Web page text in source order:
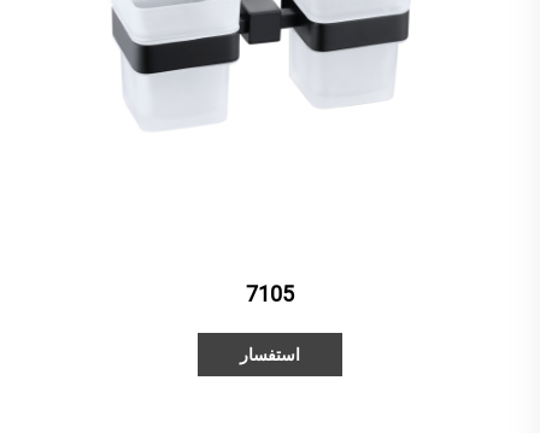
7105
استفسار